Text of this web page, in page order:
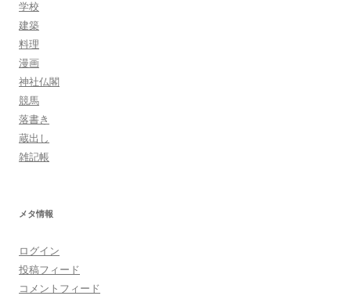
学校
建築
料理
漫画
神社仏閣
競馬
落書き
蔵出し
雑記帳
メタ情報
ログイン
投稿フィード
コメントフィード